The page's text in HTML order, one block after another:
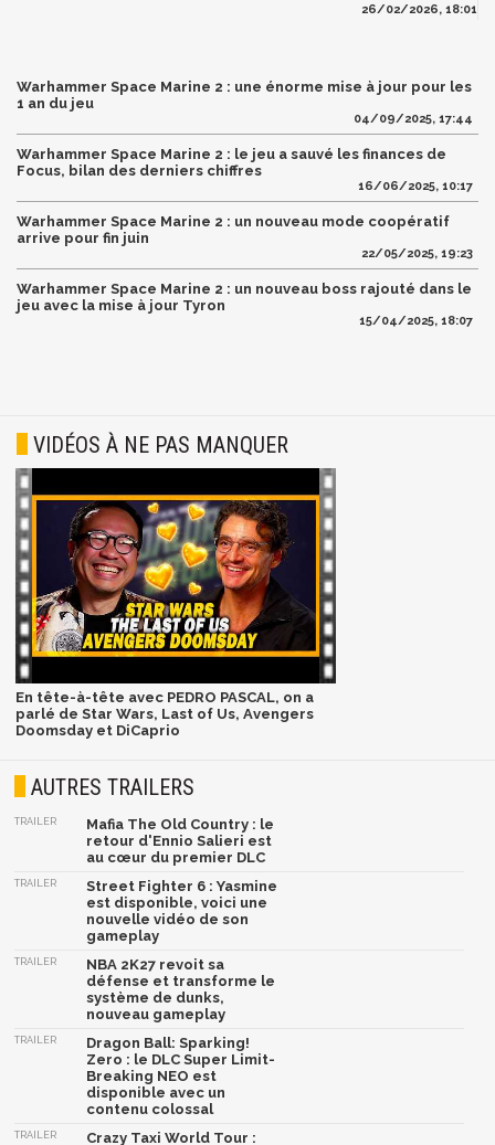
26/02/2026, 18:01
Warhammer Space Marine 2 : une énorme mise à jour pour les
1 an du jeu
04/09/2025, 17:44
Warhammer Space Marine 2 : le jeu a sauvé les finances de
Focus, bilan des derniers chiffres
16/06/2025, 10:17
Warhammer Space Marine 2 : un nouveau mode coopératif
arrive pour fin juin
22/05/2025, 19:23
Warhammer Space Marine 2 : un nouveau boss rajouté dans le
jeu avec la mise à jour Tyron
15/04/2025, 18:07
VIDÉOS À NE PAS MANQUER
En tête-à-tête avec PEDRO PASCAL, on a
parlé de Star Wars, Last of Us, Avengers
Doomsday et DiCaprio
AUTRES TRAILERS
TRAILER
Mafia The Old Country : le
retour d'Ennio Salieri est
au cœur du premier DLC
TRAILER
Street Fighter 6 : Yasmine
est disponible, voici une
nouvelle vidéo de son
gameplay
TRAILER
NBA 2K27 revoit sa
défense et transforme le
système de dunks,
nouveau gameplay
TRAILER
Dragon Ball: Sparking!
Zero : le DLC Super Limit-
Breaking NEO est
disponible avec un
contenu colossal
TRAILER Crazy Taxi World Tour :